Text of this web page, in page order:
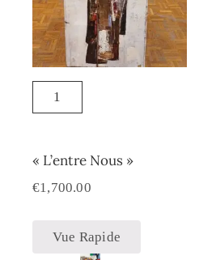
« L’entre Nous »
€1,700.00
Vue Rapide